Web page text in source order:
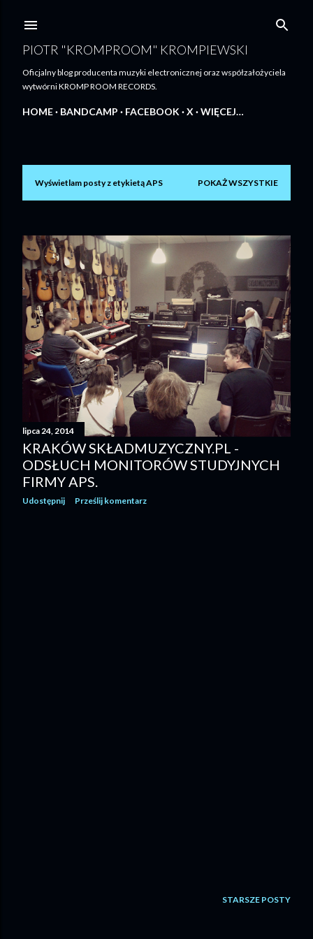
PIOTR "KROMPROOM" KROMPIEWSKI
Oficjalny blog producenta muzyki electronicznej oraz współzałożyciela
wytwórni KROMP ROOM RECORDS.
HOME BANDCAMP FACEBOOK X WIĘCEJ…
P
s
t
y
Wyświetlam posty z etykietąAPS POKAŻ WSZYSTKIE
lipca 24, 2014
KRAKÓW SKŁADMUZYCZNY.PL -
ODSŁUCH MONITORÓW STUDYJNYCH
FIRMY APS.
Udostępnij Prześlij komentarz
STARSZE POSTY